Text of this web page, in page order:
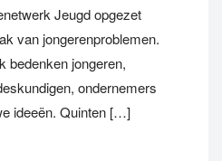
Jeugd opgezet
van jongerenproblemen.
bedenken jongeren,
ondernemers
ideeën. Quinten […]